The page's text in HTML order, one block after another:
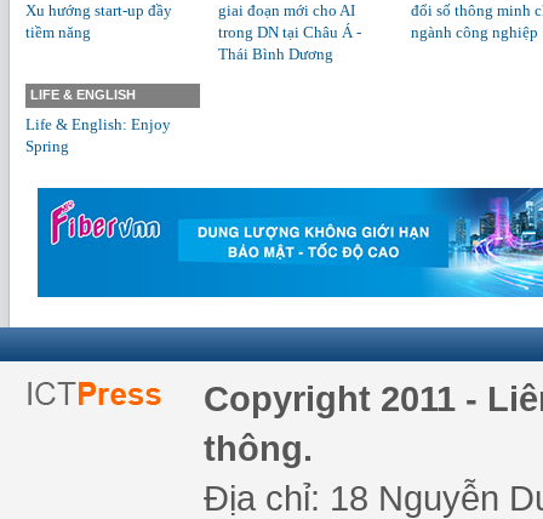
Xu hướng start-up đầy
tiềm năng
giai đoạn mới cho AI
trong DN tại Châu Á -
Thái Bình Dương
đổi số thông minh
ngành công nghiệp
LIFE & ENGLISH
Life & English: Enjoy
Spring
Copyright 2011 -
thông.
Địa chỉ: 18 Nguyễn